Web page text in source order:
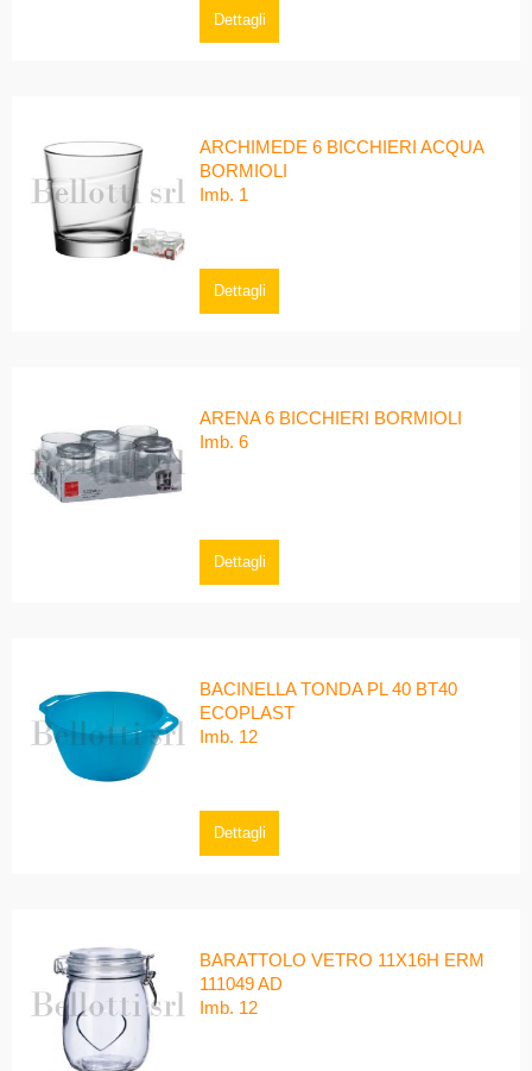
Dettagli
ARCHIMEDE 6 BICCHIERI ACQUA
BORMIOLI
Imb. 1
Dettagli
ARENA 6 BICCHIERI BORMIOLI
Imb. 6
Dettagli
BACINELLA TONDA PL 40 BT40
ECOPLAST
Imb. 12
Dettagli
BARATTOLO VETRO 11X16H ERM
111049 AD
Imb. 12